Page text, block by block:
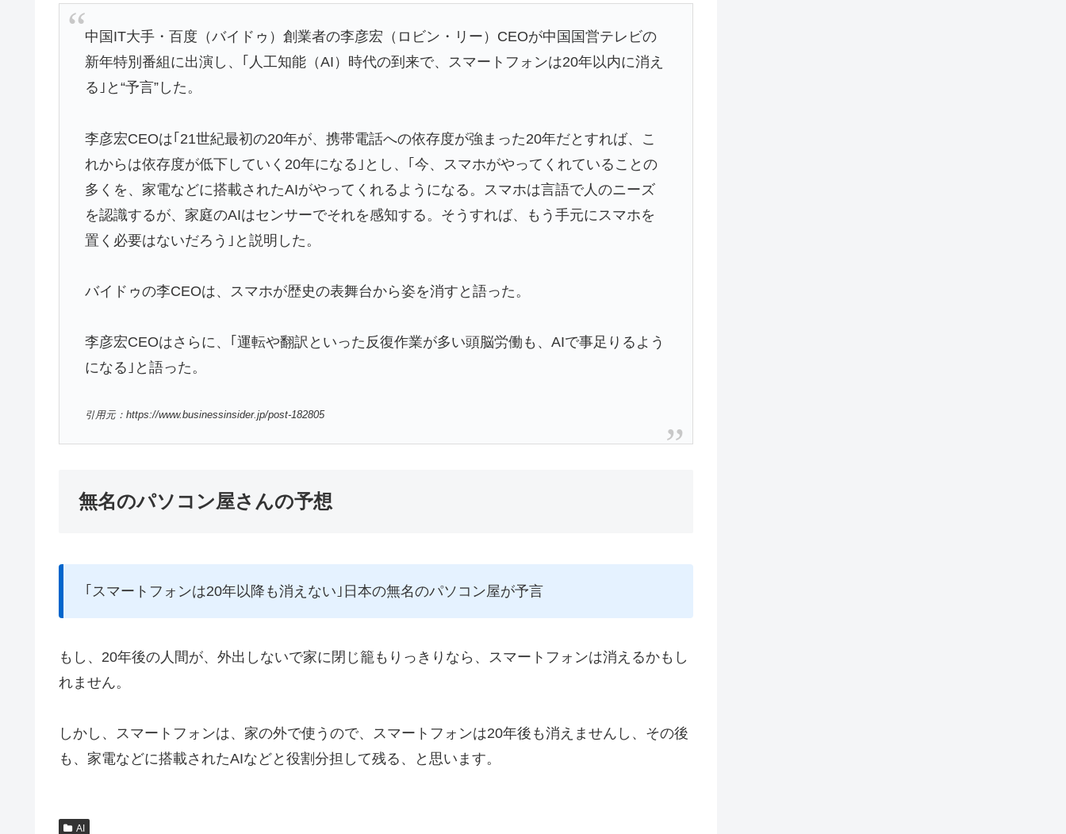
中国IT大手・百度（バイドゥ）創業者の李彦宏（ロビン・リー）CEOが中国国営テレビの
新年特別番組に出演し、｢人工知能（AI）時代の到来で、スマートフォンは20年以内に消え
る｣と“予言”した。
李彦宏CEOは｢21世紀最初の20年が、携帯電話への依存度が強まった20年だとすれば、こ
れからは依存度が低下していく20年になる｣とし、｢今、スマホがやってくれていることの
多くを、家電などに搭載されたAIがやってくれるようになる。スマホは言語で人のニーズ
を認識するが、家庭のAIはセンサーでそれを感知する。そうすれば、もう手元にスマホを
置く必要はないだろう｣と説明した。
バイドゥの李CEOは、スマホが歴史の表舞台から姿を消すと語った。
李彦宏CEOはさらに、｢運転や翻訳といった反復作業が多い頭脳労働も、AIで事足りるよう
になる｣と語った。
引用元：https://www.businessinsider.jp/post-182805
無名のパソコン屋さんの予想
｢スマートフォンは20年以降も消えない｣日本の無名のパソコン屋が予言
もし、20年後の人間が、外出しないで家に閉じ籠もりっきりなら、スマートフォンは消えるかもし
れません。
しかし、スマートフォンは、家の外で使うので、スマートフォンは20年後も消えませんし、その後
も、家電などに搭載されたAIなどと役割分担して残る、と思います。
AI